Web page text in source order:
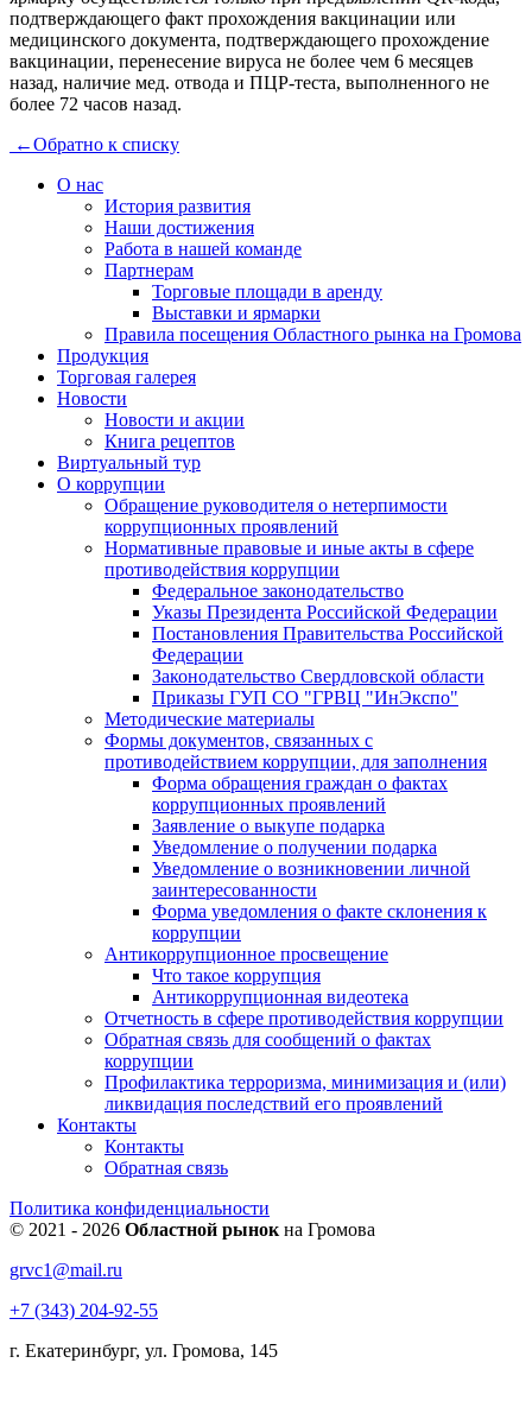
подтверждающего факт прохождения вакцинации или
медицинского документа, подтверждающего прохождение
вакцинации, перенесение вируса не более чем 6 месяцев
назад, наличие мед. отвода и ПЦР-теста, выполненного не
более 72 часов назад.
←Обратно к списку
О нас
История развития
Наши достижения
Работа в нашей команде
Партнерам
Торговые площади в аренду
Выставки и ярмарки
Правила посещения Областного рынка на Громова
Продукция
Торговая галерея
Новости
Новости и акции
Книга рецептов
Виртуальный тур
О коррупции
Обращение руководителя о нетерпимости
коррупционных проявлений
Нормативные правовые и иные акты в сфере
противодействия коррупции
Федеральное законодательство
Указы Президента Российской Федерации
Постановления Правительства Российской
Федерации
Законодательство Свердловской области
Приказы ГУП СО "ГРВЦ "ИнЭкспо"
Методические материалы
Формы документов, связанных с
противодействием коррупции, для заполнения
Форма обращения граждан о фактах
коррупционных проявлений
Заявление о выкупе подарка
Уведомление о получении подарка
Уведомление о возникновении личной
заинтересованности
Форма уведомления о факте склонения к
коррупции
Антикоррупционное просвещение
Что такое коррупция
Антикоррупционная видеотека
Отчетность в сфере противодействия коррупции
Обратная связь для сообщений о фактах
коррупции
Профилактика терроризма, минимизация и (или)
ликвидация последствий его проявлений
Контакты
Контакты
Обратная связь
Политика конфиденциальности
© 2021 - 2026 Областной рынок на Громова
grvc1@mail.ru
+7 (343) 204-92-55
г. Екатеринбург, ул. Громова, 145